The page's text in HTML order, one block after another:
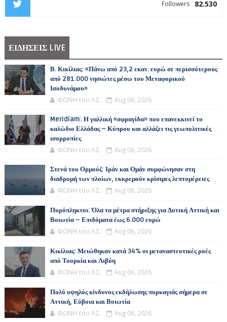
82.530
Followers
ΕΙΔΗΣΕΙΣ LIVE
Β. Κικίλιας: «Πάνω από 23,2 εκατ. ευρώ σε περισσότερους
από 281.000 νησιώτες μέσω του Μεταφορικού
Ισοδυνάμου»
ΦΩΝΗ του Λ.Σ. Aug 06, 2026
Meridiam: Η γαλλική «σφραγίδα» που επανεκκινεί το
καλώδιο Ελλάδας – Κύπρου και αλλάζει τις γεωπολιτικές
ισορροπίες
ΦΩΝΗ του Λ.Σ. Aug 06, 2026
Στενά του Ορμούζ: Ιράν και Ομάν συμφώνησαν στη
διαδρομή των πλοίων, εκκρεμούν κρίσιμες λεπτομέρειες
ΦΩΝΗ του Λ.Σ. Aug 06, 2026
Πυρόπληκτοι: Όλα τα μέτρα στήριξης για Δυτική Αττική και
Βοιωτία – Επιδόματα έως 6.000 ευρώ
ΦΩΝΗ του Λ.Σ. Aug 06, 2026
Κικίλιας: Μειώθηκαν κατά 34% οι μεταναστευτικές ροές
από Τουρκία και Λιβύη
ΦΩΝΗ του Λ.Σ. Aug 06, 2026
Πολύ υψηλός κίνδυνος εκδήλωσης πυρκαγιάς σήμερα σε
Αττική, Εύβοια και Βοιωτία
ΦΩΝΗ του Λ.Σ. Aug 06, 2026